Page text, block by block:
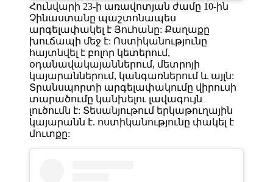
Հունվարի 23-ի առավոտյան ժամը 10-ին
Չինաստանը պաշտոնապես
արգելափակել է Յուհանը: Քաղաքը
խուճապի մեջ է: Ոստիկանությունը
հայտնվել է բոլոր կետերում,
օդանավակայաններում, մետրոյի
կայարաններում, կանգառներում և այլն:
Տրանսպորտի արգելափակումը վիրուսի
տարածումը կանխելու լավագույն
լուծումն է: Տեսանյութում երկաթուղային
կայարանն է. ոստիկանությունը փակել է
մուտքը: